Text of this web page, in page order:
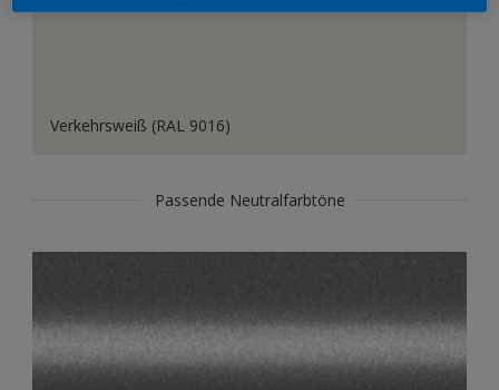
Verkehrsweiß (RAL 9016)
Passende Neutralfarbtöne